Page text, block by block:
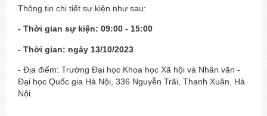
Thông tin chi tiết sự kiện như sau:
- Thời gian sự kiện: 09:00 - 15:00
- Thời gian: ngày 13/10/2023
- Địa điểm: Trường Đại học Khoa học Xã hội và Nhân văn -
Đại học Quốc gia Hà Nội, 336 Nguyễn Trãi, Thanh Xuân, Hà
Nội.